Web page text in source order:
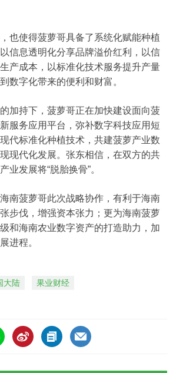
也使得菠萝哥具备了系统化赋能种植
信息透明化分享品牌溢价红利，以信
产成本，以标准化技术服务提升产量
数字化带来的便利和财富。
加持下，菠萝哥正在加快建设面向菠
服务应用平台，弥补数字科技应用短
代标准化种植技术，共建菠萝产业数
现代化发展。张东相信，在双方的共
业发展将“脱胎换骨”。
南菠萝哥此次战略协作，有利于海南
步伐，增强资本张力；更为海南菠萝
和海南农业数字资产的打造助力，加
进程。
大陆 果业财经